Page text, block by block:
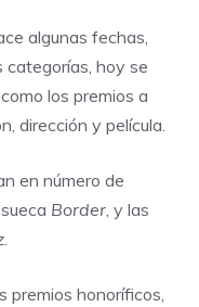
algunas fechas,
categorías, hoy se
los premios a
dirección y película.
en número de
Border, y las
.
premios honoríficos,